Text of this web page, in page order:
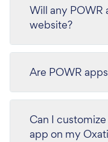
Will any POWR
website?
Are POWR
Can I
app on my